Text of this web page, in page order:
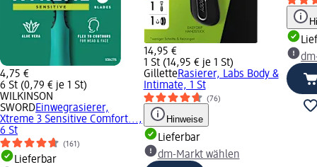
4,75 €
6 St (0,79 € je 1 St)
WILKINSON
SWORDEinwegrasierer,
Xtreme 3 Sensitive Comfort...,
6 St
(161)
Lieferbar
14,95 €
1 St (14,95 € je 1 St)
GilletteRasierer, Labs Body &
Intimate, 1 St
(76)
Hinweise
Lieferbar
dm-Markt wählen